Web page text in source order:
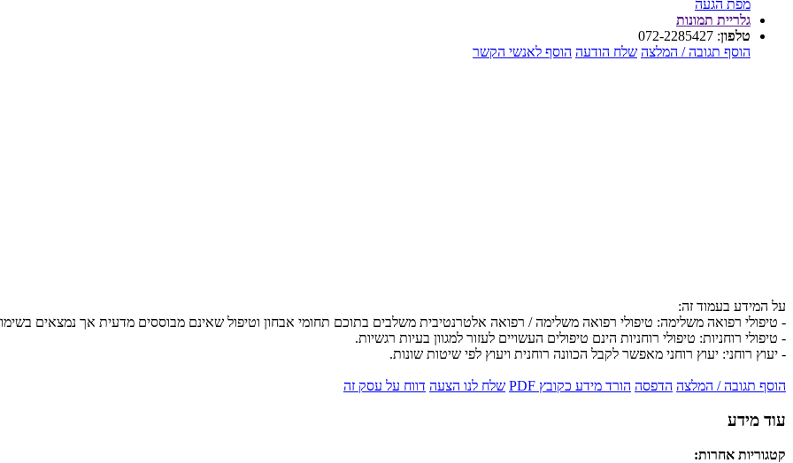
מפת הגעה
גלריית תמונות
טלפון:
072-2285427
הוסף תגובה / המלצה שלח הודעה הוסף לאנשי הקשר
על המידע בעמוד זה:
- טיפולי רפואה משלימה: טיפולי רפואה משלימה / רפואה אלטרנטיבית משלבים בתוכם תחומי אבחון וטיפול שאינם מבוססים מדעית אך נמצאים
- טיפולי רוחניות: טיפולי רוחניות הינם טיפולים העשויים לעזור למגוון בעיות רגשיות.
- יעוץ רוחני: יעוץ רוחני מאפשר לקבל הכוונה רוחנית ויעוץ לפי שיטות שונות.
הוסף תגובה / המלצה הדפסה הורד מידע כקובץ PDF שלח לנו הצעה דווח על עסק זה
עוד מידע
קטגוריות אחרות: